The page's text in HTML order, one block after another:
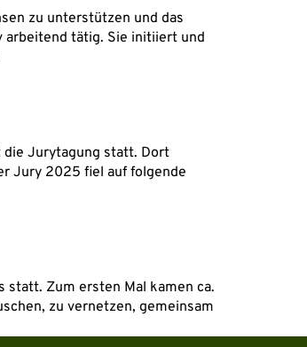
zu unterstützen und das
arbeitend tätig. Sie initiiert und
die Jurytagung statt. Dort
Jury 2025 fiel auf folgende
statt. Zum ersten Mal kamen ca.
zu vernetzen, gemeinsam